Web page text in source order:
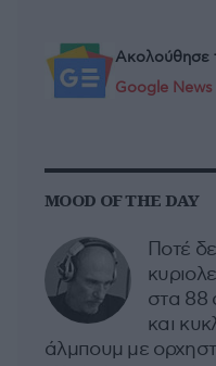
Ακολούθησε
Google News
MOOD OF THE DAY
Ποτέ
στα 88
και
άλμπουμ με